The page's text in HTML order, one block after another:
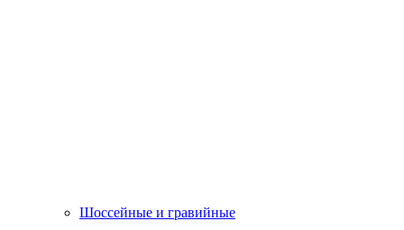
Шоссейные и гравийные